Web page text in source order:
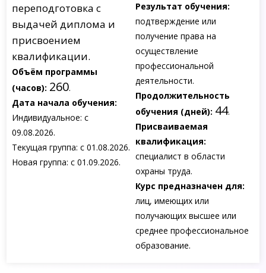
переподготовка с
выдачей диплома и
присвоением
квалификации.
Объём программы
(часов): 260.
Дата начала обучения:
Индивидуальное: с
09.08.2026.
Текущая группа: с 01.08.2026.
Новая группа: с 01.09.2026.
Результат обучения:
подтверждение или
получение права на
осуществление
профессиональной
деятельности.
Продолжительность
обучения (дней): 44.
Присваиваемая
квалификация:
специалист в области
охраны труда.
Курс предназначен для:
лиц, имеющих или
получающих высшее или
среднее профессиональное
образование.